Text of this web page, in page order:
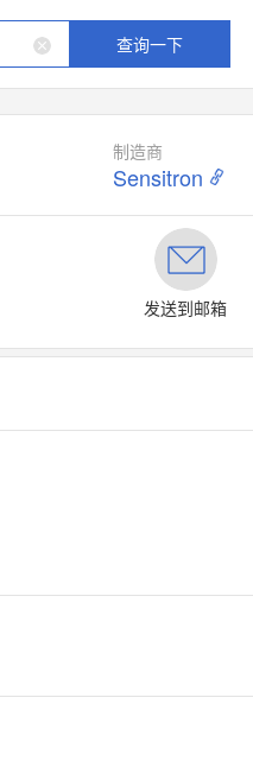
查询一下
制造商
Sensitron
发送到邮箱